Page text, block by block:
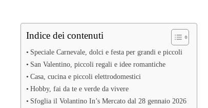
Indice dei contenuti
Speciale Carnevale, dolci e festa per grandi e piccoli
San Valentino, piccoli regali e idee romantiche
Casa, cucina e piccoli elettrodomestici
Hobby, fai da te e verde da vivere
Sfoglia il Volantino In’s Mercato dal 28 gennaio 2026